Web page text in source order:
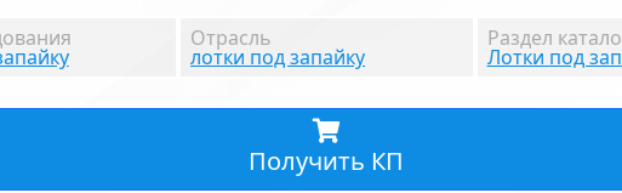
Отрасль
лотки под запайку
Раздел
Лотки под
Получить КП